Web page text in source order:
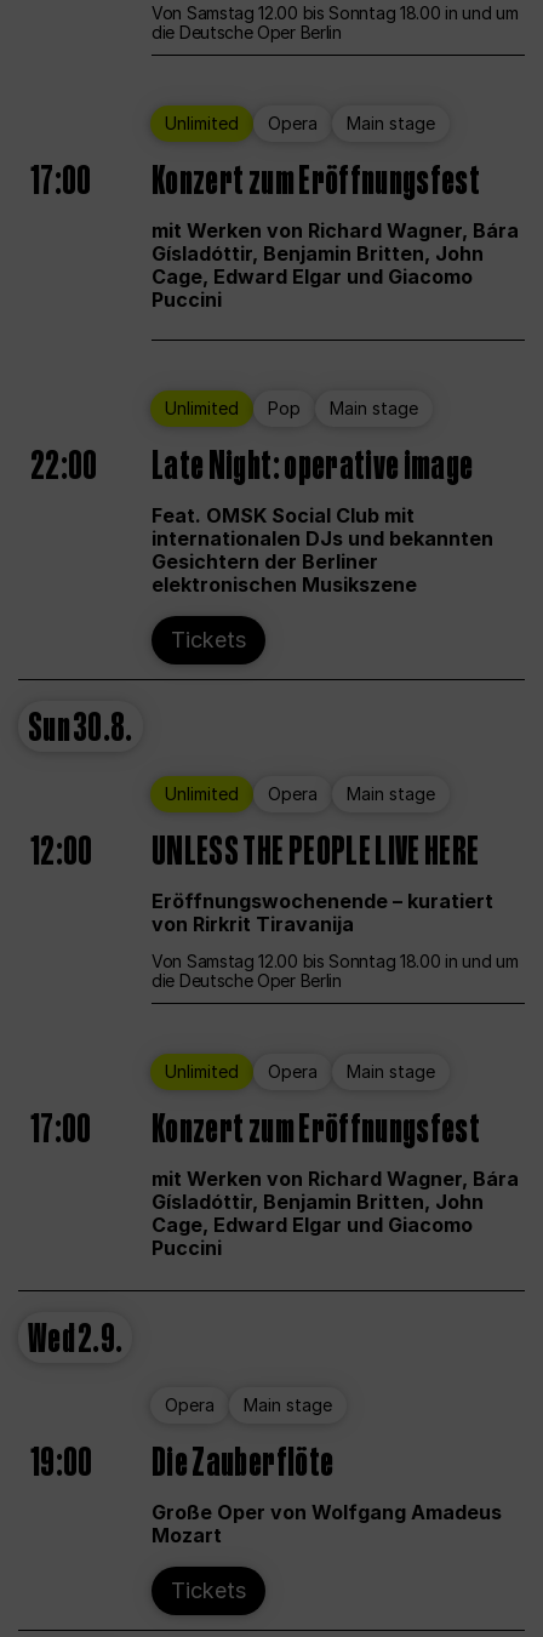
Von Samstag 12.00 bis Sonntag 18.00 in und um
die Deutsche Oper Berlin
Unlimited Opera Main stage
17:00 Konzert zum Eröffnungsfest
mit Werken von Richard Wagner, Bára
Gísladóttir, Benjamin Britten, John
Cage, Edward Elgar und Giacomo
Puccini
Unlimited Pop Main stage
22:00 Late Night: operative image
Feat. OMSK Social Club mit
internationalen DJs und bekannten
Gesichtern der Berliner
elektronischen Musikszene
Tickets
Sun30.8.
Unlimited Opera Main stage
12:00 UNLESS THE PEOPLE LIVE HERE
Eröffnungswochenende – kuratiert
von Rirkrit Tiravanija
Von Samstag 12.00 bis Sonntag 18.00 in und um
die Deutsche Oper Berlin
Unlimited Opera Main stage
17:00 Konzert zum Eröffnungsfest
mit Werken von Richard Wagner, Bára
Gísladóttir, Benjamin Britten, John
Cage, Edward Elgar und Giacomo
Puccini
Wed2.9.
Opera Main stage
19:00 Die Zauberflöte
Große Oper von Wolfgang Amadeus
Mozart
Tickets